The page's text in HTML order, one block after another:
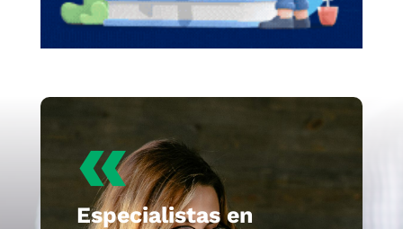
«
Especialistas en